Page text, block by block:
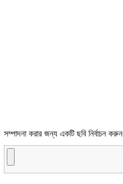
সম্পাদনা করার জন্য একটি ছবি নির্বাচন করুন